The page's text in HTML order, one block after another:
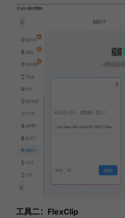
工具二： FlexClip